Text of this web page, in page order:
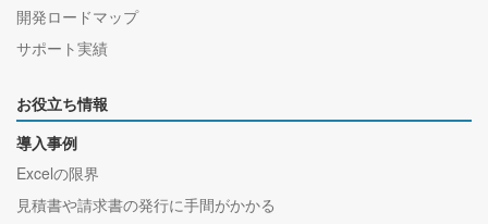
開発ロードマップ
サポート実績
お役立ち情報
導入事例
Excelの限界
見積書や請求書の発行に手間がかかる